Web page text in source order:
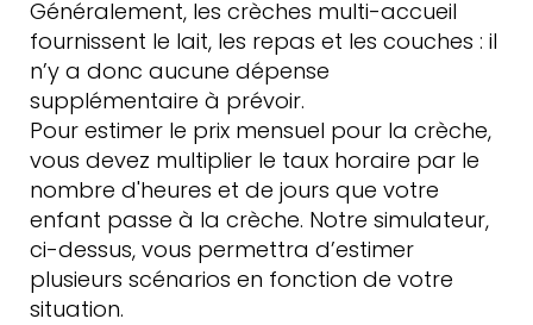
Généralement, les crèches multi-accueil
fournissent le lait, les repas et les couches : il
n’y a donc aucune dépense
supplémentaire à prévoir.
Pour estimer le prix mensuel pour la crèche,
vous devez multiplier le taux horaire par le
nombre d'heures et de jours que votre
enfant passe à la crèche. Notre simulateur,
ci-dessus, vous permettra d’estimer
plusieurs scénarios en fonction de votre
situation.